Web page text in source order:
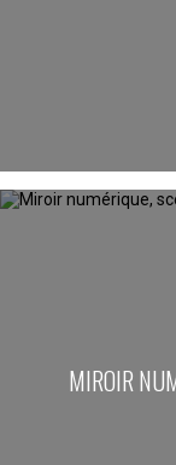
MIROIR